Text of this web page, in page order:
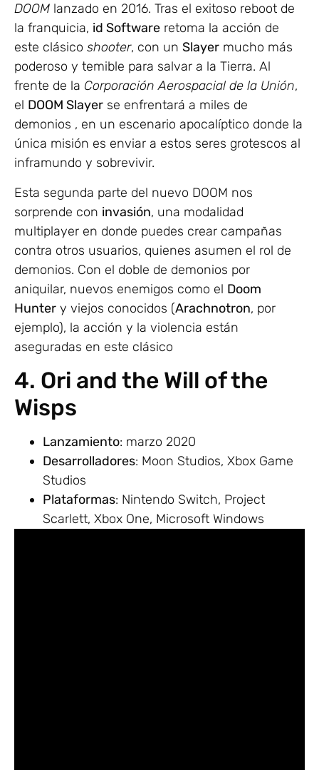
DOOM lanzado en 2016. Tras el exitoso reboot de
la franquicia, id Software retoma la acción de
este clásico shooter, con un Slayer mucho más
poderoso y temible para salvar a la Tierra. Al
frente de la Corporación Aerospacial de la Unión,
el DOOM Slayer se enfrentará a miles de
demonios , en un escenario apocalíptico donde la
única misión es enviar a estos seres grotescos al
inframundo y sobrevivir.
Esta segunda parte del nuevo DOOM nos
sorprende con invasión, una modalidad
multiplayer en donde puedes crear campañas
contra otros usuarios, quienes asumen el rol de
demonios. Con el doble de demonios por
aniquilar, nuevos enemigos como el Doom
Hunter y viejos conocidos (Arachnotron, por
ejemplo), la acción y la violencia están
aseguradas en este clásico
4. Ori and the Will of the
Wisps
Lanzamiento: marzo 2020
Desarrolladores: Moon Studios, Xbox Game
Studios
Plataformas: Nintendo Switch, Project
Scarlett, Xbox One, Microsoft Windows